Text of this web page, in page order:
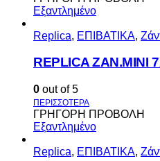
Εξαντλημένο
Replica, ΕΠΙΒΑΤΙΚΑ,
REPLICA ZAN.MINI
0 out of 5
ΓΡΗΓΟΡΗ ΠΡΟΒΟΛΗ
Εξαντλημένο
Replica, ΕΠΙΒΑΤΙΚΑ,